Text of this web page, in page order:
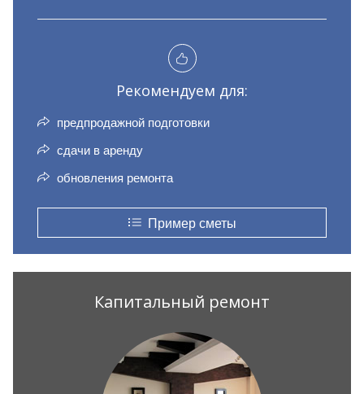
Рекомендуем для:
предпродажной подготовки
сдачи в аренду
обновления ремонта
Пример сметы
Капитальный ремонт